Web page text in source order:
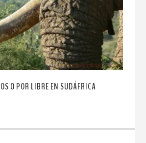
O POR LIBRE EN SUDÁFRICA